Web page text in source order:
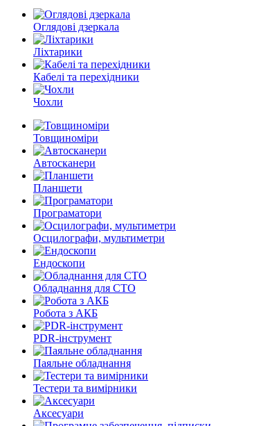
Оглядові дзеркала
Ліхтарики
Кабелі та перехідники
Чохли
Товщиноміри
Автосканери
Планшети
Програматори
Осцилографи, мультиметри
Ендоскопи
Обладнання для СТО
Робота з АКБ
PDR-інструмент
Паяльне обладнання
Тестери та вимірники
Аксесуари